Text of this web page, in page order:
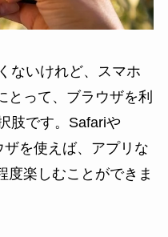
ないけれど、スマホ
とって、ブラウザを利
肢です。Safariや
を使えば、アプリな
度楽しむことができま